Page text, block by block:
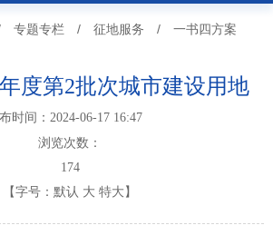
专题专栏 / 征地服务 / 一书四方案
度第2批次城市建设用地
时间：2024-06-17 16:47
浏览次数：
174
【字号： 默认 大 特大 】